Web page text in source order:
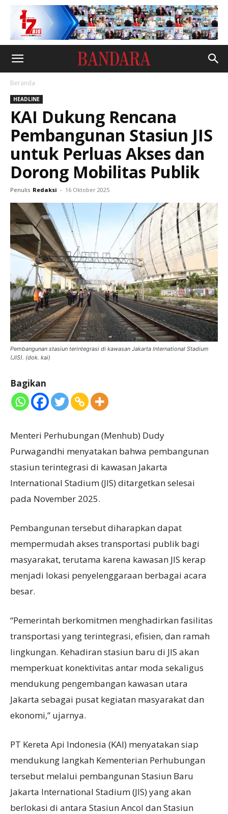
Beranda
HEADLINE
KAI Dukung Rencana
Pembangunan Stasiun JIS
untuk Perluas Akses dan
Dorong Mobilitas Publik
Penulis Redaksi - 16 Oktober 2025
Pembangunan stasiun terintegrasi di kawasan Jakarta International Stadium
(JIS). (dok. kai)
Bagikan
Menteri Perhubungan (Menhub) Dudy
Purwagandhi menyatakan bahwa pembangunan
stasiun terintegrasi di kawasan Jakarta
International Stadium (JIS) ditargetkan selesai
pada November 2025.
Pembangunan tersebut diharapkan dapat
mempermudah akses transportasi publik bagi
masyarakat, terutama karena kawasan JIS kerap
menjadi lokasi penyelenggaraan berbagai acara
besar.
“Pemerintah berkomitmen menghadirkan fasilitas
transportasi yang terintegrasi, efisien, dan ramah
lingkungan. Kehadiran stasiun baru di JIS akan
memperkuat konektivitas antar moda sekaligus
mendukung pengembangan kawasan utara
Jakarta sebagai pusat kegiatan masyarakat dan
ekonomi,” ujarnya.
PT Kereta Api Indonesia (KAI) menyatakan siap
mendukung langkah Kementerian Perhubungan
tersebut melalui pembangunan Stasiun Baru
Jakarta International Stadium (JIS) yang akan
berlokasi di antara Stasiun Ancol dan Stasiun